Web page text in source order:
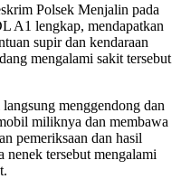
Polsek Menjalin pada
A1 lengkap, mendapatkan
supir dan kendaraan
mengalami sakit tersebut
menggendong dan
miliknya dan membawa
pemeriksaan dan hasil
nenek tersebut mengalami